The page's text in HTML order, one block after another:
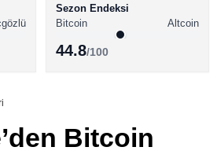
Youtube
Sezon Endeksi
Bitcoin
Altcoin
44.8/100
Bitcoin